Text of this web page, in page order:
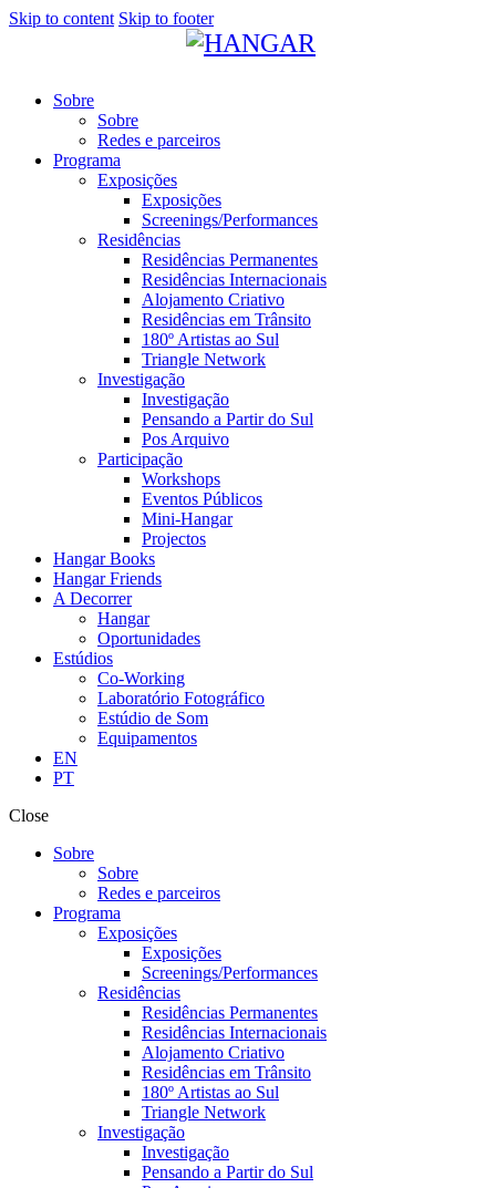
Skip to content Skip to footer
Sobre
Sobre
Redes e parceiros
Programa
Exposições
Exposições
Screenings/Performances
Residências
Residências Permanentes
Residências Internacionais
Alojamento Criativo
Residências em Trânsito
180º Artistas ao Sul
Triangle Network
Investigação
Investigação
Pensando a Partir do Sul
Pos Arquivo
Participação
Workshops
Eventos Públicos
Mini-Hangar
Projectos
Hangar Books
Hangar Friends
A Decorrer
Hangar
Oportunidades
Estúdios
Co-Working
Laboratório Fotográfico
Estúdio de Som
Equipamentos
EN
PT
Close
Sobre
Sobre
Redes e parceiros
Programa
Exposições
Exposições
Screenings/Performances
Residências
Residências Permanentes
Residências Internacionais
Alojamento Criativo
Residências em Trânsito
180º Artistas ao Sul
Triangle Network
Investigação
Investigação
Pensando a Partir do Sul